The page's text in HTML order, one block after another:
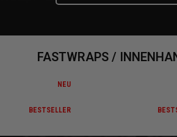
FASTWRAPS /
NEU
BESTSELLER